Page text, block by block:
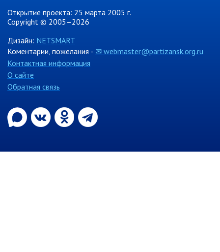
Открытие проекта: 25 марта 2005 г.
Copyright © 2005–2026
Дизайн: NETSMART
Коментарии, пожелания - ✉ webmaster@partizansk.org.ru
Контактная информация
О сайте
Обратная связь